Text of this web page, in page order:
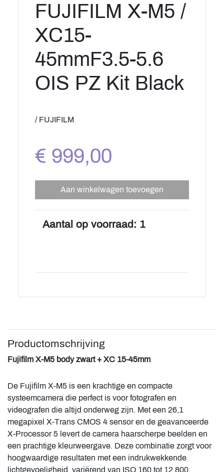
FUJIFILM X-M5 /
XC15-
45mmF3.5-5.6
OIS PZ Kit Black
/ FUJIFILM
€ 999,00
Aan winkelwagen toevoegen
Aantal op voorraad: 1
Productomschrijving
Fujifilm X-M5 body zwart + XC 15-45mm
De Fujifilm X-M5 is een krachtige en compacte
systeemcamera die perfect is voor fotografen en
videografen die altijd onderweg zijn. Met een 26,1
megapixel X-Trans CMOS 4 sensor en de geavanceerde
X-Processor 5 levert de camera haarscherpe beelden en
een prachtige kleurweergave. Deze combinatie zorgt voor
hoogwaardige resultaten met een indrukwekkende
lichtgevoeligheid, variërend van ISO 160 tot 12.800,